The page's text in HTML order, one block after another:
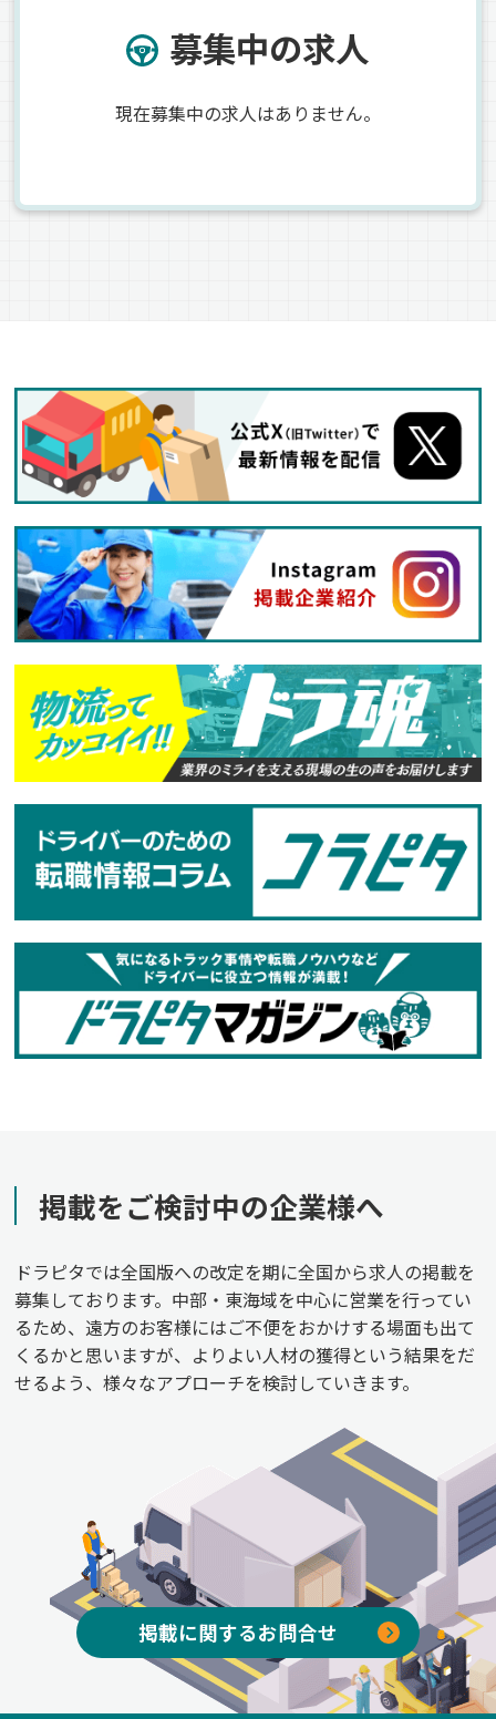
募集中の求人
現在募集中の求人はありません。
掲載をご検討中の企業様へ
ドラピタでは全国版への改定を期に全国から求人の掲載を
募集しております。中部・東海域を中心に営業を行ってい
るため、遠方のお客様にはご不便をおかけする場面も出て
くるかと思いますが、よりよい人材の獲得という結果をだ
せるよう、様々なアプローチを検討していきます。
掲載に関するお問合せ